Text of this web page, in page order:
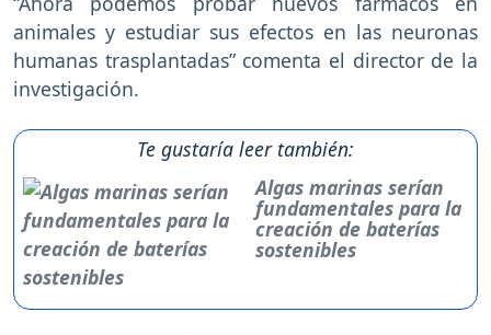
animales y estudiar sus efectos en las neuronas
humanas trasplantadas” comenta el director de la
investigación.
Te gustaría leer también:
Algas marinas serían
fundamentales para la
creación de baterías
sostenibles